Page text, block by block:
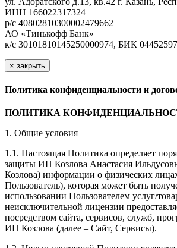
ИНН 166022317324
р/с 40802810300002479662
АО «Тинькофф Банк»
к/с 30101810145250000974, БИК
× закрыть
Политика конфиденциальности и
ПОЛИТИКА
1. Общие условия
1.1. Настоящая Политика определяет
защиты ИП Козлова Анастасия
Козлова) информации о физических
Пользователь), которая может быть
использовании Пользователем услуг/
неисключительной лицензии
посредством сайта, сервисов, служб,
ИП Козлова (далее – Сайт, Сервисы).